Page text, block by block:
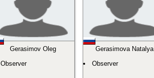
Gerasimov Oleg
Observer
Gerasimova Natalya
Observer